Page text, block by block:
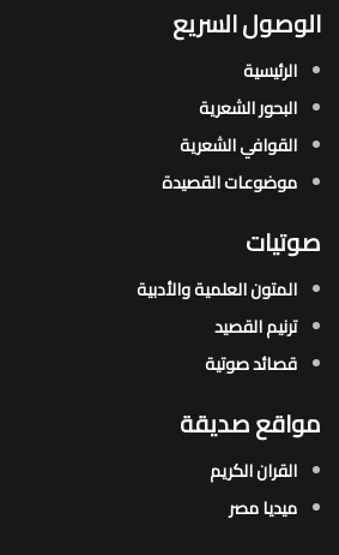
الوصول السريع
الرئيسية
البحور الشعرية​
القوافي الشعرية​
موضوعات القصيدة​
صوتيات
المتون العلمية والأدبية
ترنيم القصيد
قصائد صوتية
مواقع صديقة
القران الكريم
ميديا مصر